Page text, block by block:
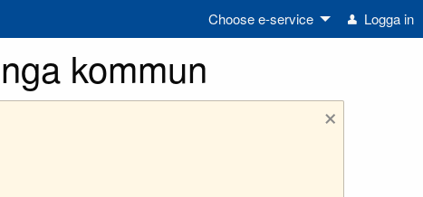
Choose e-service Logga in
kommun
×